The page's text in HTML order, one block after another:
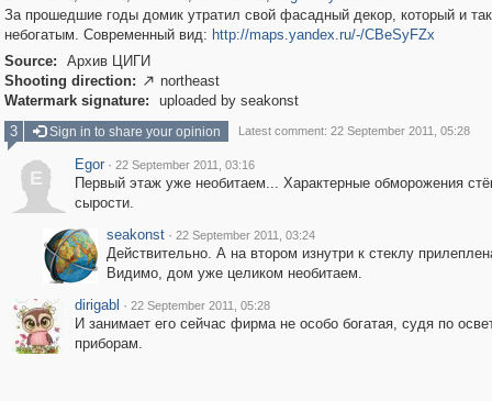
За прошедшие годы домик утратил свой фасадный декор, который и
небогатым. Современный вид: http://maps.yandex.ru/-/CBeSyFZx
Source:
Архив ЦИГИ
Shooting direction:  northeast
Watermark signature:
uploaded by seakonst
3
Sign in to share your opinion Latest comment: 22 September 2011, 05:28
E
Egor · 22 September 2011, 03:16
Первый этаж уже необитаем... Характерные обморожения
сырости.
seakonst · 22 September 2011, 03:24
Действительно. А на втором изнутри к стеклу
Видимо, дом уже целиком необитаем.
dirigabl · 22 September 2011, 05:28
И занимает его сейчас фирма не особо богатая, судя по
приборам.